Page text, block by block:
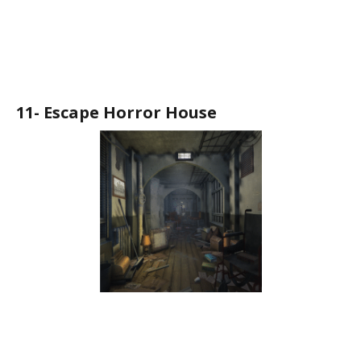
11- Escape Horror House